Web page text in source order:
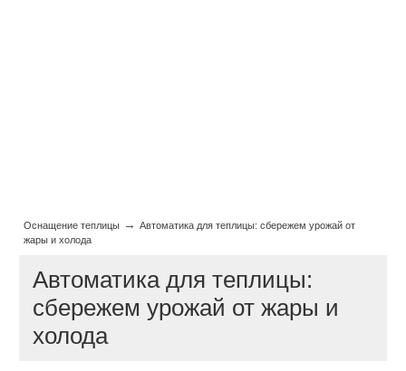
Оснащение теплицы →Автоматика для теплицы: сбережем урожай от
жары и холода
Автоматика для теплицы:
сбережем урожай от жары и
холода